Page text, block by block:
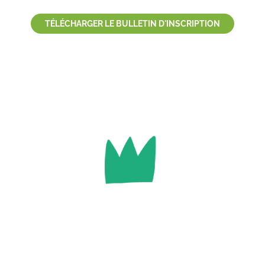
TÉLÉCHARGER LE BULLETIN D'INSCRIPTION